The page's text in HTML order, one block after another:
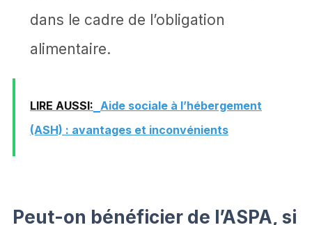
dans le cadre de l’obligation
alimentaire.
LIRE AUSSI: Aide sociale à l’hébergement
(ASH) : avantages et inconvénients
Peut-on bénéficier de l’ASPA, si